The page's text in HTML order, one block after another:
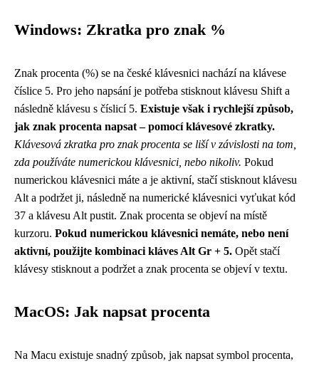
Windows: Zkratka pro znak %
Znak procenta (%) se na české klávesnici nachází na klávese
číslice 5. Pro jeho napsání je potřeba stisknout klávesu Shift a
následně klávesu s číslicí 5. Existuje však i rychlejší způsob,
jak znak procenta napsat – pomocí klávesové zkratky.
Klávesová zkratka pro znak procenta se liší v závislosti na tom,
zda používáte numerickou klávesnici, nebo nikoliv. Pokud
numerickou klávesnici máte a je aktivní, stačí stisknout klávesu
Alt a podržet ji, následně na numerické klávesnici vyťukat kód
37 a klávesu Alt pustit. Znak procenta se objeví na místě
kurzoru. Pokud numerickou klávesnici nemáte, nebo není
aktivní, použijte kombinaci kláves Alt Gr + 5. Opět stačí
klávesy stisknout a podržet a znak procenta se objeví v textu.
MacOS: Jak napsat procenta
Na Macu existuje snadný způsob, jak napsat symbol procenta,